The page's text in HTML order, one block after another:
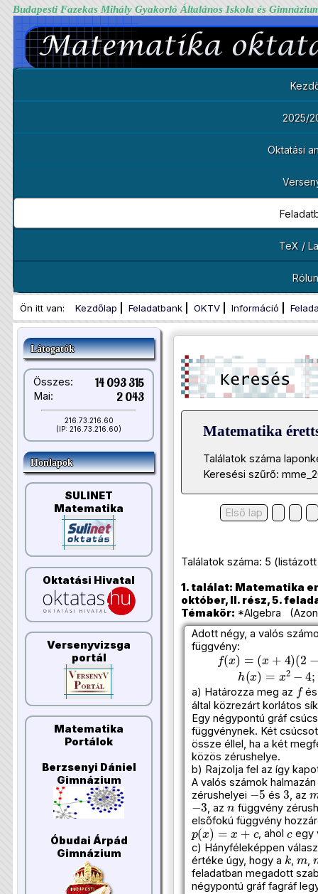
Budapesti Fazekas Mihály Gyakorló Általános Iskola és
2025/
Oktatási
TeX /
Ön itt van: Kezdőlap Feladatbank OKTV Információ
Látogatók
Összes: 14 093 315
Mai: 2 043
216.73.216.60
(IP: 216.73.216.60)
Honlapok
SULINET
Matematika
Oktatási Hivatal
Versenyvizsga
portál
Matematika
Portálok
Berzsenyi Dániel
Gimnázium
Óbudai Árpád
Gimnázium
Matematika
Találatok száma
Keresési szűrő:
Első lap
Találatok száma: 5
1. találat: Matematika
október, II. rész, 5.
Témakör: *Algebra
Adott négy, a valós
függvény:
f(x)= + 2−x)
h ( )= 2 −4;(x
a) Határozza meg az
által közrezárt korlátos
Egy négypontú gráf
függvénynek. Két
össze éllel, ha a két
közös zérushelye.
b) Rajzolja fel az így
A valós számok
zérushelyei
−5
és
3
, az
−3
, az
n
függvény
elsőfokú függvény
p(x)=x+ c
, ahol
c
egy
c) Hányféleképpen
értéke úgy, hogy a
k
,
m
,
feladatban megadott
négypontú gráf fagráf